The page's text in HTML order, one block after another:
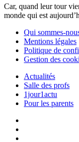
Car, quand leur tour
monde qui est
Qui sommes-
Mentions légales
Politique de
Gestion des
Actualités
Salle des profs
1jour1actu
Pour les parents